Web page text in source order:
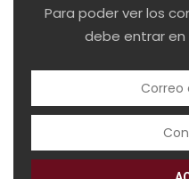
Para poder ver los
debe entrar en